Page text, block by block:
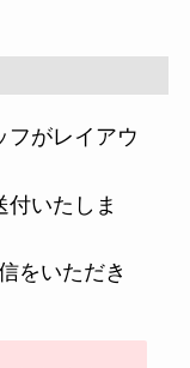
フがレイアウ
いたしま
をいただき